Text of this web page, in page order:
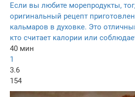
Если вы любите морепродукты,
оригинальный рецепт
кальмаров в духовке. Это
кто считает калории или
40 мин
1
3.6
154